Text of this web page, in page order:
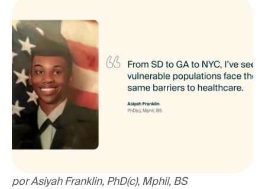
por Asiyah Franklin, PhD(c), Mphil, BS